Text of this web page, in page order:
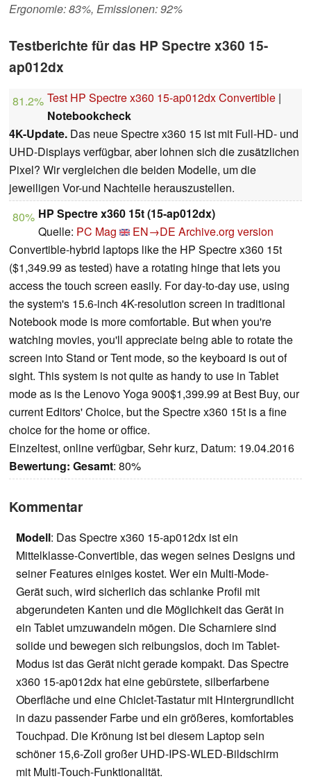
Ergonomie: 83%, Emissionen: 92%
Testberichte für das HP Spectre x360 15-
ap012dx
81.2% Test HP Spectre x360 15-ap012dx Convertible |
Notebookcheck
4K-Update. Das neue Spectre x360 15 ist mit Full-HD- und
UHD-Displays verfügbar, aber lohnen sich die zusätzlichen
Pixel? Wir vergleichen die beiden Modelle, um die
jeweiligen Vor-und Nachteile herauszustellen.
80% HP Spectre x360 15t (15-ap012dx)
Quelle: PC Mag EN→DE Archive.org version
Convertible-hybrid laptops like the HP Spectre x360 15t
($1,349.99 as tested) have a rotating hinge that lets you
access the touch screen easily. For day-to-day use, using
the system's 15.6-inch 4K-resolution screen in traditional
Notebook mode is more comfortable. But when you're
watching movies, you'll appreciate being able to rotate the
screen into Stand or Tent mode, so the keyboard is out of
sight. This system is not quite as handy to use in Tablet
mode as is the Lenovo Yoga 900$1,399.99 at Best Buy, our
current Editors' Choice, but the Spectre x360 15t is a fine
choice for the home or office.
Einzeltest, online verfügbar, Sehr kurz, Datum: 19.04.2016
Bewertung: Gesamt: 80%
Kommentar
Modell: Das Spectre x360 15-ap012dx ist ein
Mittelklasse-Convertible, das wegen seines Designs und
seiner Features einiges kostet. Wer ein Multi-Mode-
Gerät such, wird sicherlich das schlanke Profil mit
abgerundeten Kanten und die Möglichkeit das Gerät in
ein Tablet umzuwandeln mögen. Die Scharniere sind
solide und bewegen sich reibungslos, doch im Tablet-
Modus ist das Gerät nicht gerade kompakt. Das Spectre
x360 15-ap012dx hat eine gebürstete, silberfarbene
Oberfläche und eine Chiclet-Tastatur mit Hintergrundlicht
in dazu passender Farbe und ein größeres, komfortables
Touchpad. Die Krönung ist bei diesem Laptop sein
schöner 15,6-Zoll großer UHD-IPS-WLED-Bildschirm
mit Multi-Touch-Funktionalität.